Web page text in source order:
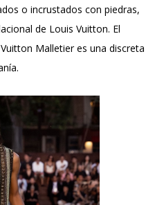
o incrustados con piedras,
de Louis Vuitton. El
Malletier es una discreta